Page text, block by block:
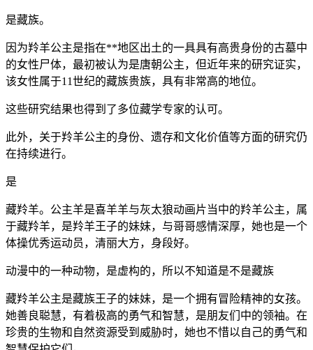
是藏族。
因为羚羊公主是指在**地区出土的一具具有高贵身份的古墓中
的女性尸体，最初被认为是唐朝公主，但近年来的研究证实，
该女性属于11世纪的藏族贵族，具有非常高的地位。
这些研究结果也得到了多位藏学专家的认可。
此外，关于羚羊公主的身份、遗存和文化价值等方面的研究仍
在持续进行。
是
藏羚羊。公主羊是喜羊羊与灰太狼动画片当中的羚羊公主，属
于藏羚羊，是羚羊王子的妹妹，与哥哥感情深厚，她也是一个
体操优秀运动员，清丽大方，身段好。
动漫中的一种动物，是虚构的，所以不知道是不是藏族
藏羚羊公主是藏族王子的妹妹，是一个拥有冒险精神的女孩。
她善良聪慧，有着极高的勇气和智慧，是朋友们中的领袖。在
珍贵的生物和自然资源受到威胁时，她也不惜以自己的勇气和